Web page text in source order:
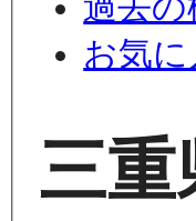
お気に
三重